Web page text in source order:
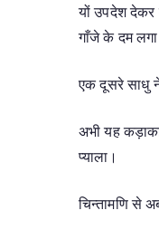
यों उपदेश देकर
गाँजे के दम
एक दूसरे साधु
अभी यह
प्याला।
चिन्तामणि से